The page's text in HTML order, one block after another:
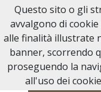
Necrologi Acqui
Questo sito o gli
avvalgono di
alle finalità illustrate
banner, scorrendo
proseguendo la
all'uso dei